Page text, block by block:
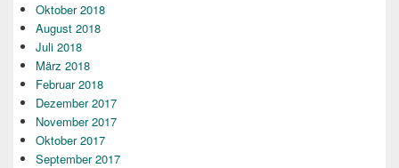
Oktober 2018
August 2018
Juli 2018
März 2018
Februar 2018
Dezember 2017
November 2017
Oktober 2017
September 2017